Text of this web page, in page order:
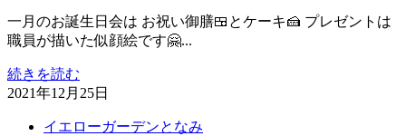
一月のお誕生日会は お祝い御膳🍱とケーキ🍰 プレゼントは
職員が描いた似顔絵です🤗...
続きを読む
2021年12月25日
イエローガーデンとなみ